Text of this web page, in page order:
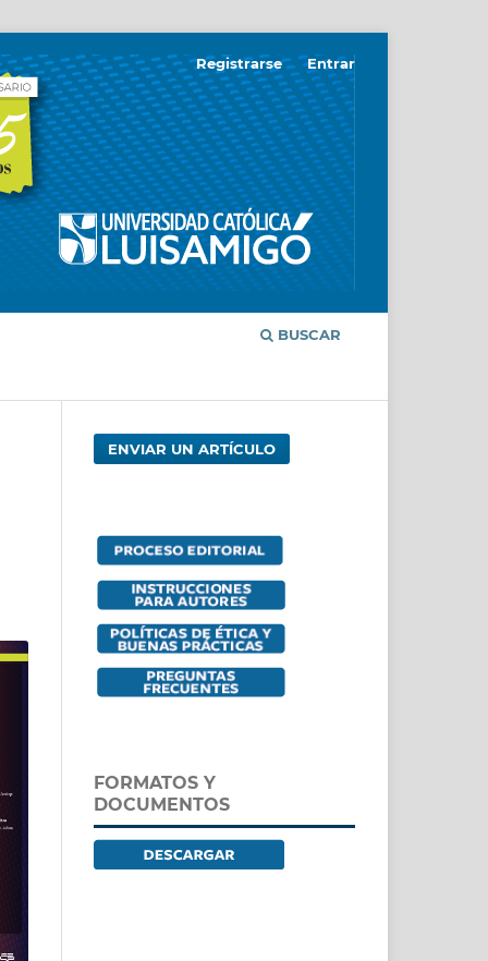
BUSCAR
Registrarse Entrar
ENVIAR UN ARTÍCULO
FORMATOS Y
DOCUMENTOS